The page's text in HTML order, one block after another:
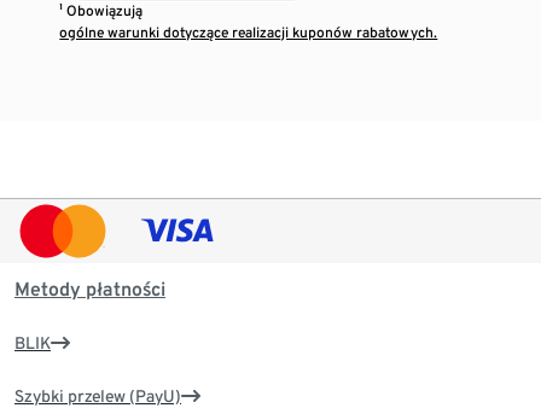
¹ Obowiązują
ogólne warunki dotyczące realizacji kuponów rabatowych.
Metody płatności
BLIK
Szybki przelew (PayU)